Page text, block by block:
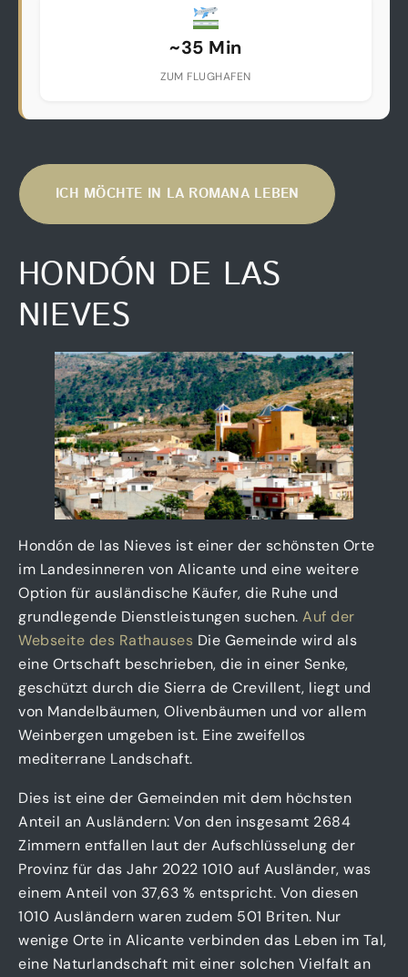
~35 Min
ZUM FLUGHAFEN
ICH MÖCHTE IN LA ROMANA LEBEN
HONDÓN DE LAS
NIEVES
Hondón de las Nieves ist einer der schönsten Orte
im Landesinneren von Alicante und eine weitere
Option für ausländische Käufer, die Ruhe und
grundlegende Dienstleistungen suchen. Auf der
Webseite des Rathauses Die Gemeinde wird als
eine Ortschaft beschrieben, die in einer Senke,
geschützt durch die Sierra de Crevillent, liegt und
von Mandelbäumen, Olivenbäumen und vor allem
Weinbergen umgeben ist. Eine zweifellos
mediterrane Landschaft.
Dies ist eine der Gemeinden mit dem höchsten
Anteil an Ausländern: Von den insgesamt 2684
Zimmern entfallen laut der Aufschlüsselung der
Provinz für das Jahr 2022 1010 auf Ausländer, was
einem Anteil von 37,63 % entspricht. Von diesen
1010 Ausländern waren zudem 501 Briten. Nur
wenige Orte in Alicante verbinden das Leben im Tal,
eine Naturlandschaft mit einer solchen Vielfalt an